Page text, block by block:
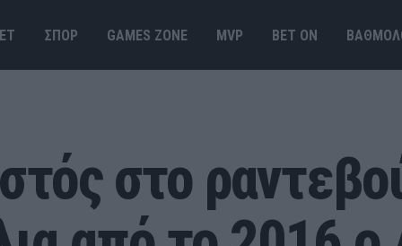
ΣΠΟΡ GAMES ΖΟΝΕ MVP BET ΟΝ
στο